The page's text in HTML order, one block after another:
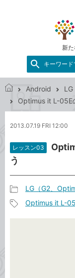
新
キーワー
で
ネ
ト
Android
LG
Optimus it L-05E
2013.07.19 FRI 12:00
レッスン03
う
事
カ
LG（G2、
Optimus it L-